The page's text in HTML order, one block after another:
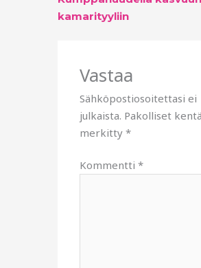
kamarityyliin
Vastaa
Sähköpostiosoitettasi ei
julkaista. Pakolliset
merkitty*
Kommentti*